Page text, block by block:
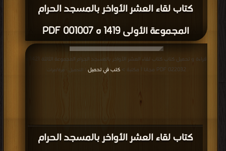
كتاب لقاء العشر الأواخر بالمسجد الحرام
المجموعة الأولى 1419 ه 001007 PDF
كتاب لقاء العشر الأواخر بالمسجد الحرام
022032 PDF مجانا | مكتبة >
كتب في تحميل | التحميل : مرة/مرات